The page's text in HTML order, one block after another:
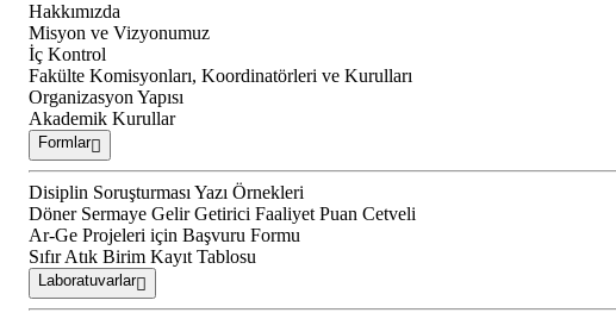
Hakkımızda
Misyon ve Vizyonumuz
İç Kontrol
Fakülte Komisyonları, Koordinatörleri ve Kurulları
Organizasyon Yapısı
Akademik Kurullar
Formlar
Disiplin Soruşturması Yazı Örnekleri
Döner Sermaye Gelir Getirici Faaliyet Puan Cetveli
Ar-Ge Projeleri için Başvuru Formu
Sıfır Atık Birim Kayıt Tablosu
Laboratuvarlar